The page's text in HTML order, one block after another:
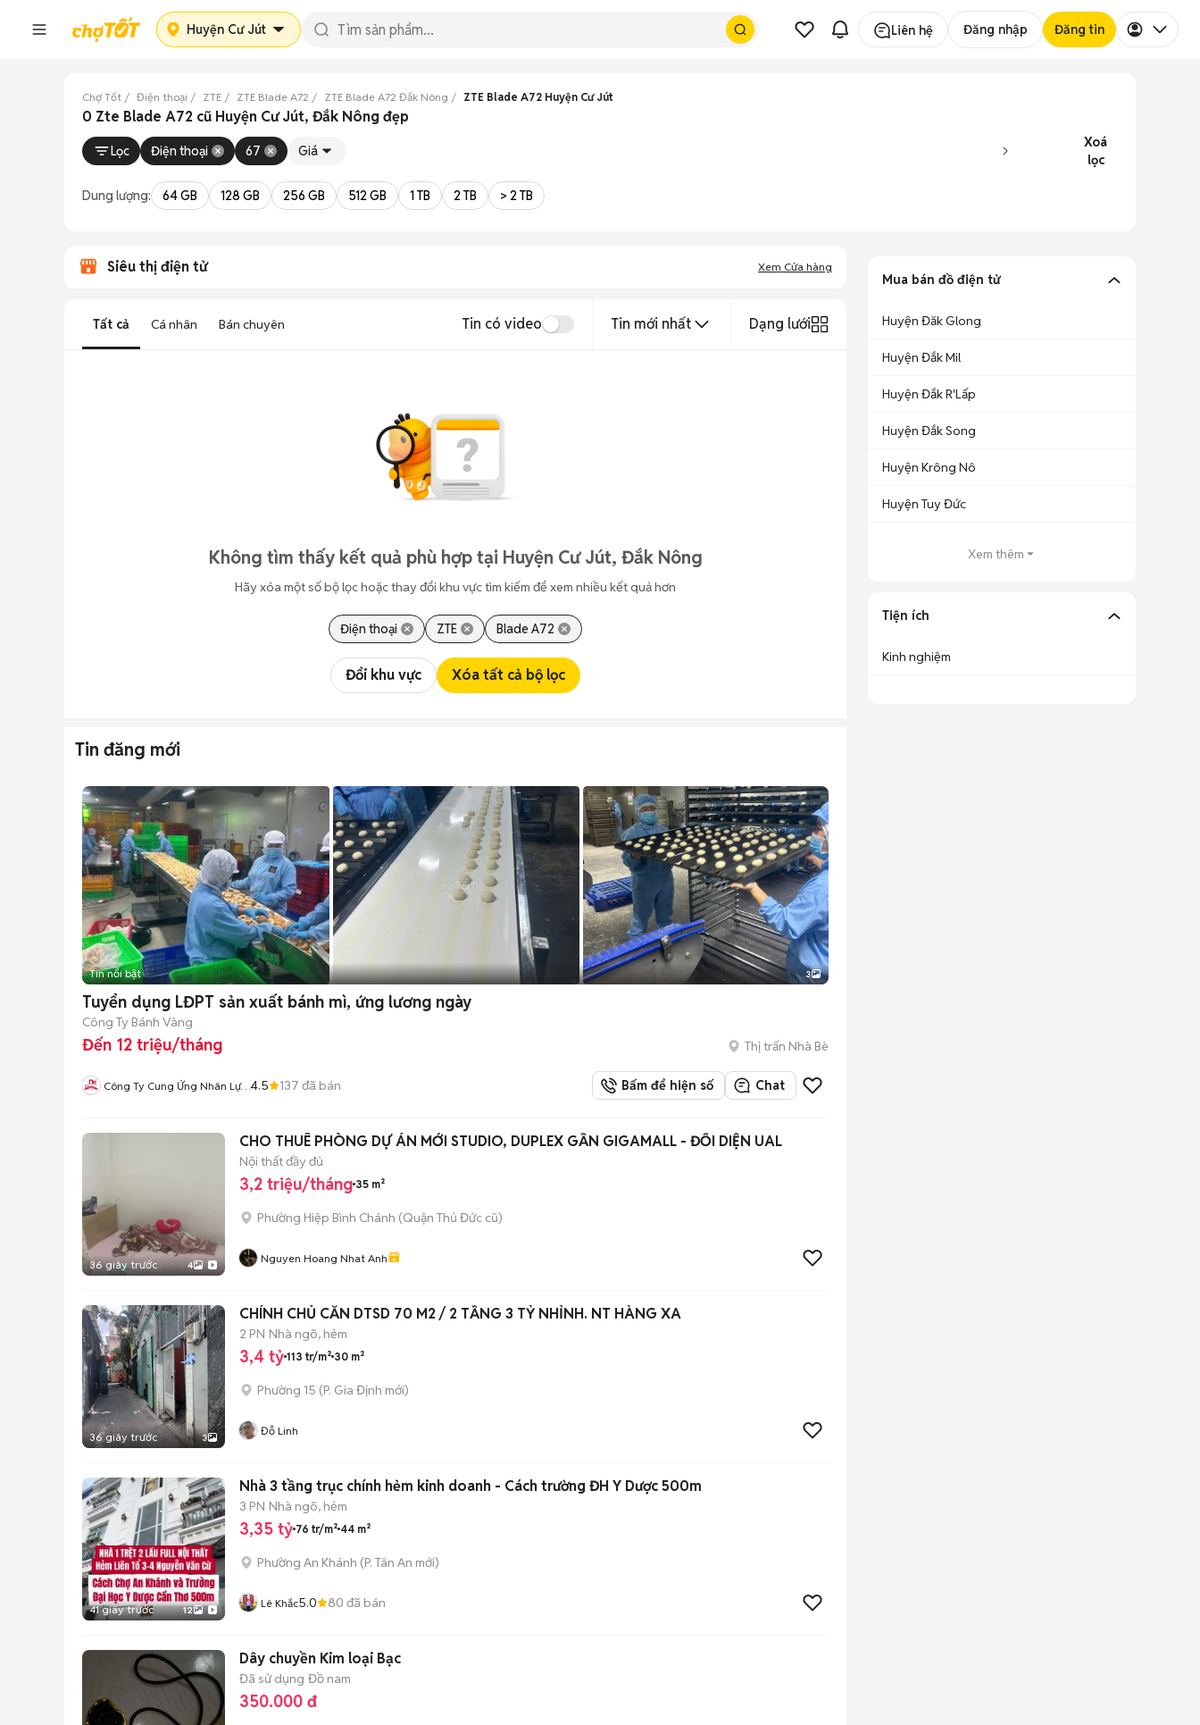
Huyện Cư Jút Liên hệ Đăng nhập Đăng tin
Chợ Tốt Điện thoại ZTE ZTE Blade A72 ZTE Blade A72 Đắk Nông ZTE Blade A72 Huyện Cư Jút
0 Zte Blade A72 cũ Huyện Cư Jút, Đắk Nông đẹp
Lọc Điện thoại 67 Giá
Xoá
lọc
Dung lượng: 64 GB 128 GB 256 GB 512 GB 1 TB 2 TB > 2 TB
Siêu thị điện tử Xem Cửa hàng
Tất cả Cá nhân Bán chuyên Tin có video Tin mới nhất Dạng lưới
Không tìm thấy kết quả phù hợp tại Huyện Cư Jút, Đắk Nông
Hãy xóa một số bộ lọc hoặc thay đổi khu vực tìm kiếm để xem nhiều kết quả hơn
Điện thoại ZTE Blade A72
Đổi khu vực Xóa tất cả bộ lọc
Tin đăng mới
Tin nổi bật 3
Tuyển dụng LĐPT sản xuất bánh mì, ứng lương ngày
Công Ty Bánh Vàng
Đến 12 triệu/tháng Thị trấn Nhà Bè
Công Ty Cung Ứng Nhân Lực 4.5 137 đã bán Bấm để hiện số Chat
36 giây trước 4
CHO THUÊ PHÒNG DỰ ÁN MỚI STUDIO, DUPLEX GẦN GIGAMALL - ĐỐI DIỆN UAL
Nội thất đầy đủ
3,2 triệu/tháng 35 m²
Phường Hiệp Bình Chánh (Quận Thủ Đức cũ)
Nguyen Hoang Nhat Anh
36 giây trước 3
CHÍNH CHỦ CĂN DTSD 70 M2 / 2 TẦNG 3 TỶ NHỈNH. NT HÀNG XA
2 PN Nhà ngõ, hẻm
3,4 tỷ 113 tr/m² 30 m²
Phường 15 (P. Gia Định mới)
Đỗ Linh
41 giây trước 12
Nhà 3 tầng trục chính hẻm kinh doanh - Cách trường ĐH Y Dược 500m
3 PN Nhà ngõ, hẻm
3,35 tỷ 76 tr/m² 44 m²
Phường An Khánh (P. Tân An mới)
Lê Khắc5.0 80 đã bán
Dây chuyền Kim loại Bạc
Đã sử dụng Đồ nam
350.000 đ
Mua bán đồ điện tử
Huyện Đăk Glong
Huyện Đắk Mil
Huyện Đắk R'Lấp
Huyện Đắk Song
Huyện Krông Nô
Huyện Tuy Đức
Xem thêm
Tiện ích
Kinh nghiệm